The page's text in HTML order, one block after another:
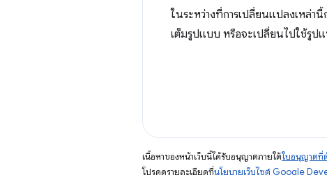
ในระหว่างที่การเปลี่ยนแปลงเหล่า
เต็มรูปแบบ หรือจะเปลี่ยนไปใช้รูป
เนื้อหาของหน้าเว็บนี้ได้รับอนุญาตภายใต้ใบอนุญาตที่
โปรดดูรายละเอียดที่นโยบายเว็บไซต์ Google